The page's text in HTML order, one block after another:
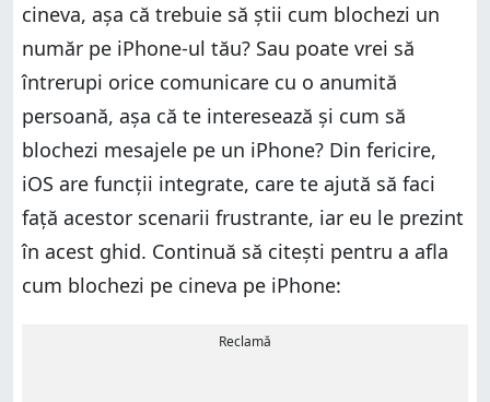
cineva, așa că trebuie să știi cum blochezi un
număr pe iPhone-ul tău? Sau poate vrei să
întrerupi orice comunicare cu o anumită
persoană, așa că te interesează și cum să
blochezi mesajele pe un iPhone? Din fericire,
iOS are funcții integrate, care te ajută să faci
față acestor scenarii frustrante, iar eu le prezint
în acest ghid. Continuă să citești pentru a afla
cum blochezi pe cineva pe iPhone:
Reclamă